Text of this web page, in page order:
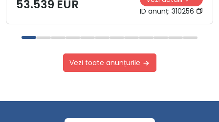
53.539 EUR
ID anunț: 310256
Vezi toate anunțurile